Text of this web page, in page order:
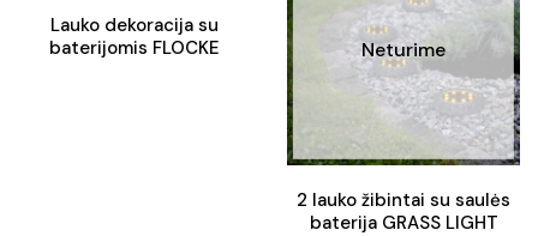
Lauko dekoracija su
baterijomis FLOCKE
Neturime
2 lauko žibintai su saulės
baterija GRASS LIGHT